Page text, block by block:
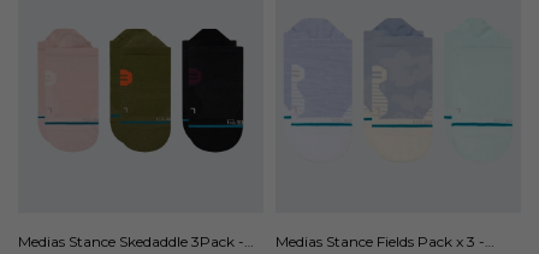
Medias Stance Skedaddle 3Pack -
Medias Stance Fields Pack x 3 -